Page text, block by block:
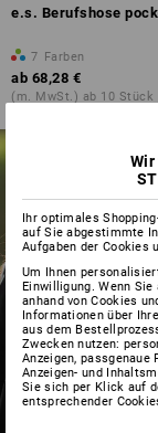
e.s. Berufshose
7 Farben
ab 68,28 €
(m. MwSt.) ab 10 Stück
für beanspruchte
jetzt gestalten
Wir
Ihr optimales
auf Sie abgestimmte
Aufgaben der Cookies
Um Ihnen
Einwilligung. Wenn Sie
anhand von Cookies
Informationen über
aus dem
Zwecken nutzen:
Anzeigen,
Anzeigen- und
Sie sich per Klick auf
entsprechender